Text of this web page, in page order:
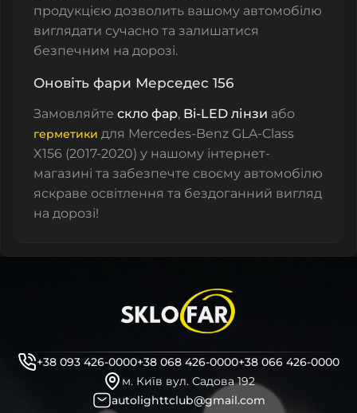
продукцією дозволить вашому автомобілю
виглядати сучасно та залишатися
безпечним на дорозі.
Оновіть фари Мерседес 156
Замовляйте скло фар, Bi-LED лінзи або
герметики для Mercedes-Benz GLA-Class
X156 (2017-2020) у нашому інтернет-
магазині та забезпечте своєму автомобілю
яскраве освітлення та бездоганний вигляд
на дорозі!
+38 093 426-0000+38 068 426-0000+38 066 426-0000
м. Київ вул. Садова 192
autolighttclub@gmail.com